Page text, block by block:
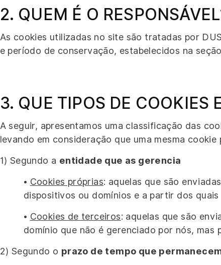
2. QUEM É O
As cookies utilizadas no site são tratadas por
e período de conservação, estabelecidos na
3. QUE TIPOS DE COOKIES
A seguir, apresentamos uma classificação das
levando em consideração que uma mesma
1) Segundo a entidade que as gerencia
• Cookies próprias: aquelas que são
dispositivos ou domínios e a partir dos
• Cookies de terceiros: aquelas que são
domínio que não é gerenciado por nós,
2) Segundo o prazo de tempo que